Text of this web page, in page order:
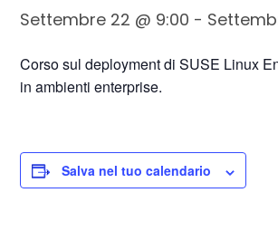
Settembre 22 @ 9:00 -
Corso sul deployment di SUSE Linux
in ambienti enterprise.
Salva nel tuo calendario